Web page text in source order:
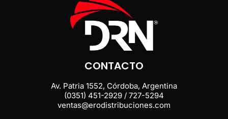
CONTACTO
Av. Patria 1552, Córdoba, Argentina
(0351) 451-2929 / 727-5294
ventas@erodistribuciones.com